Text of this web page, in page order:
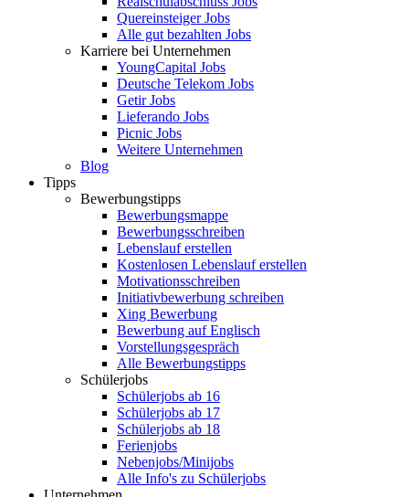
Quereinsteiger Jobs
Alle gut bezahlten Jobs
Karriere bei Unternehmen
YoungCapital Jobs
Deutsche Telekom Jobs
Getir Jobs
Lieferando Jobs
Picnic Jobs
Weitere Unternehmen
Blog
Tipps
Bewerbungstipps
Bewerbungsmappe
Bewerbungsschreiben
Lebenslauf erstellen
Kostenlosen Lebenslauf erstellen
Motivationsschreiben
Initiativbewerbung schreiben
Xing Bewerbung
Bewerbung auf Englisch
Vorstellungsgespräch
Alle Bewerbungstipps
Schülerjobs
Schülerjobs ab 16
Schülerjobs ab 17
Schülerjobs ab 18
Ferienjobs
Nebenjobs/Minijobs
Alle Info's zu Schülerjobs